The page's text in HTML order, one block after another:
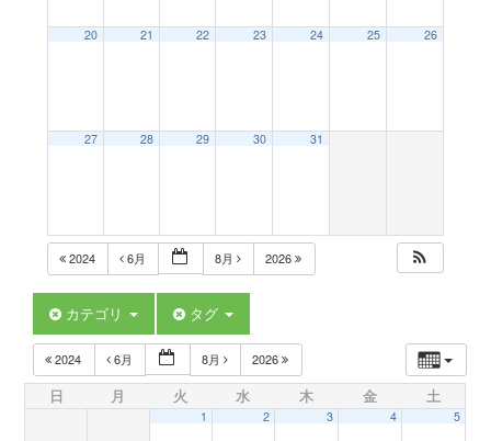
t
i
20 21 22 23 24 25 26
27 28 29 30 31
2024 6月 8月 2026
カテゴリ タグ
2024 6月 8月 2026
日 月 火 水 木 金 土
1 2 3 4 5